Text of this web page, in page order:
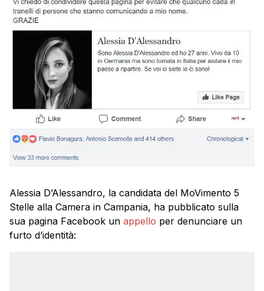
Alessia D’Alessandro, la candidata del MoVimento 5
Stelle alla Camera in Campania, ha pubblicato sulla
sua pagina Facebook un appello per denunciare un
furto d’identità: